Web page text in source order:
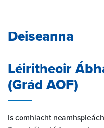
Deiseanna
Léiritheoir
(Grád AOF)
Is comhlacht